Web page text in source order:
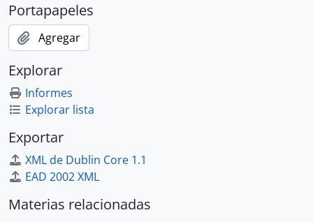
Portapapeles
Agregar
Explorar
Informes
Explorar lista
Exportar
XML de Dublin Core 1.1
EAD 2002 XML
Materias relacionadas